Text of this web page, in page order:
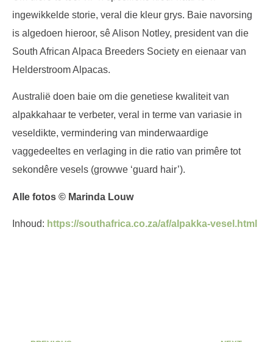
ingewikkelde storie, veral die kleur grys. Baie navorsing
is algedoen hieroor, sê Alison Notley, president van die
South African Alpaca Breeders Society en eienaar van
Helderstroom Alpacas.
Australië doen baie om die genetiese kwaliteit van
alpakkahaar te verbeter, veral in terme van variasie in
veseldikte, vermindering van minderwaardige
vaggedeeltes en verlaging in die ratio van primêre tot
sekondêre vesels (growwe ‘guard hair’).
Alle fotos © Marinda Louw
Inhoud: https://southafrica.co.za/af/alpakka-vesel.html